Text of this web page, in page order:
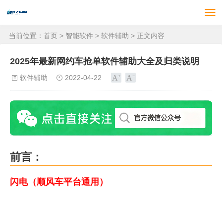
当前位置： 首页 > 智能软件 > 软件辅助 > 正文内容
2025年最新网约车抢单软件辅助大全及归类说明
软件辅助 2022-04-22
前言：
闪电（顺风车平台通用）